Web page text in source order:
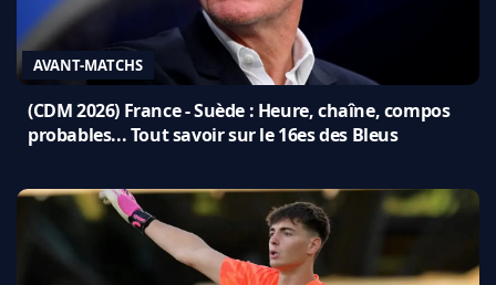
AVANT-MATCHS
(CDM 2026) France - Suède : Heure, chaîne, compos
probables... Tout savoir sur le 16es des Bleus